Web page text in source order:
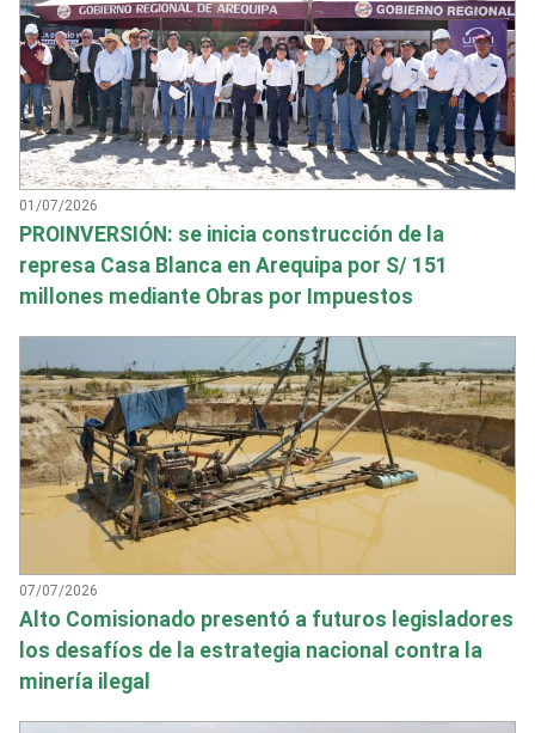
01/07/2026
PROINVERSIÓN: se inicia construcción de la
represa Casa Blanca en Arequipa por S/ 151
millones mediante Obras por Impuestos
07/07/2026
Alto Comisionado presentó a futuros legisladores
los desafíos de la estrategia nacional contra la
minería ilegal